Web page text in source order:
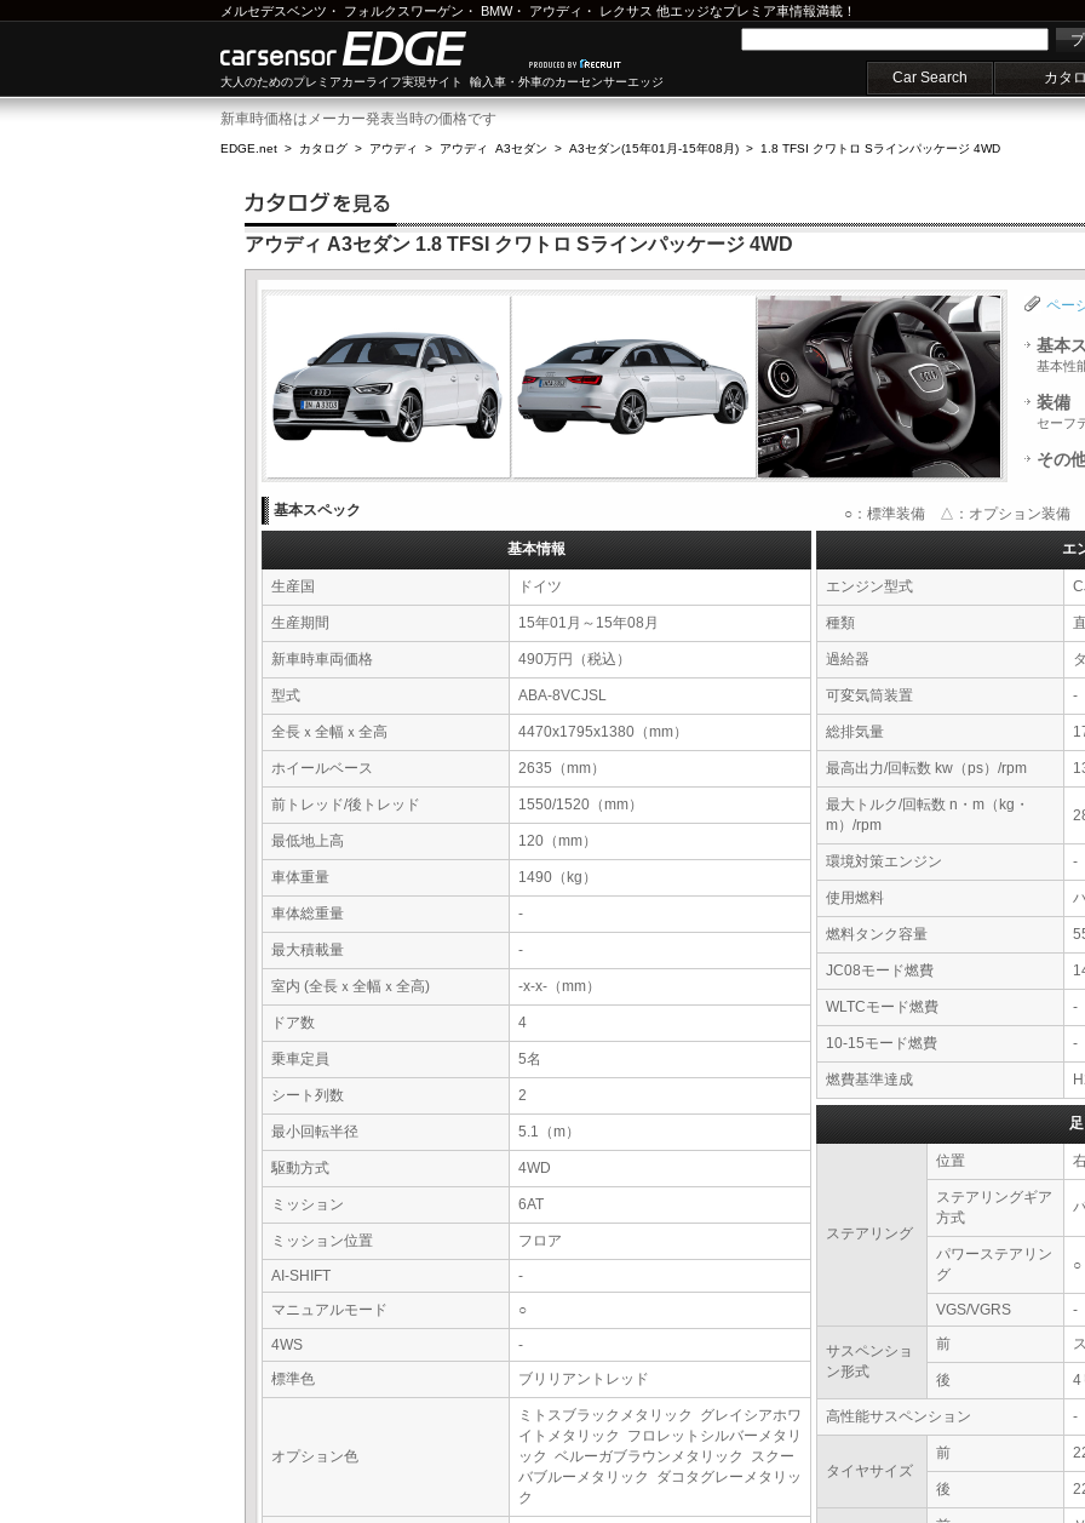
メルセデスベンツ ・ フォルクスワーゲン ・ BMW・ アウディ ・ レクサス 他エッジなプレミア車情報満載！
大人のためのプレミアカーライフ実現サイト 輸入車・外車のカーセンサーエッジ Car Search カタ
新車時価格はメーカー発表当時の価格です
EDGE.net > カタログ > アウディ > アウディ A3セダン > A3セダン(15年01月-15年08月) > 1.8 TFSI クワトロ Sラインパッケージ 4WD
アウディ A3セダン 1.8 TFSI クワトロ Sラインパッケージ 4WD
ペー
基本
基本性
装備
セーフ
その
基本スペック ○：標準装備 △：オプション装備 -
基本情報
生産国 ドイツ
生産期間 15年01月～15年08月
新車時車両価格 490万円（税込）
型式 ABA-8VCJSL
全長ｘ全幅ｘ全高 4470x1795x1380（mm）
ホイールベース 2635（mm）
前トレッド/後トレッド 1550/1520（mm）
最低地上高 120（mm）
車体重量 1490（kg）
車体総重量 -
最大積載量 -
室内 (全長ｘ全幅ｘ全高) -x-x-（mm）
ドア数 4
乗車定員 5名
シート列数 2
最小回転半径 5.1（m）
駆動方式 4WD
ミッション 6AT
ミッション位置 フロア
AI-SHIFT
-
マニュアルモード
○
4WS
-
標準色
ブリリアントレッド
オプション色
ミトスブラックメタリック グレイシアホワ
イトメタリック フロレットシルバーメタリ
ック ベルーガブラウンメタリック スクー
バブルーメタリック ダコタグレーメタリッ
ク
エ
エンジン型式
種類
過給器
可変気筒装置 -
総排気量
最高出力/回転数 kw（ps）/rpm
最大トルク/回転数 n・m（kg・
m）/rpm
環境対策エンジン -
使用燃料
燃料タンク容量
JC08モード燃費
WLTCモード燃費 -
10-15モード燃費 -
燃費基準達成
ステアリング
位置
ステアリングギア
方式
パワーステアリン
グ
○
VGS/VGRS -
サスペンショ
ン形式
前
後 4
高性能サスペンション -
タイヤサイズ
前
後